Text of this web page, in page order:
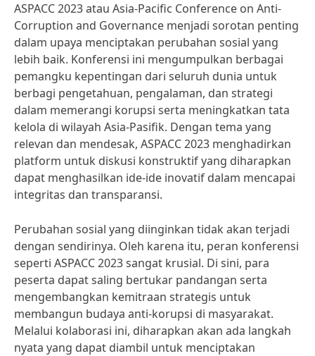
ASPACC 2023 atau Asia-Pacific Conference on Anti-
Corruption and Governance menjadi sorotan penting
dalam upaya menciptakan perubahan sosial yang
lebih baik. Konferensi ini mengumpulkan berbagai
pemangku kepentingan dari seluruh dunia untuk
berbagi pengetahuan, pengalaman, dan strategi
dalam memerangi korupsi serta meningkatkan tata
kelola di wilayah Asia-Pasifik. Dengan tema yang
relevan dan mendesak, ASPACC 2023 menghadirkan
platform untuk diskusi konstruktif yang diharapkan
dapat menghasilkan ide-ide inovatif dalam mencapai
integritas dan transparansi.
Perubahan sosial yang diinginkan tidak akan terjadi
dengan sendirinya. Oleh karena itu, peran konferensi
seperti ASPACC 2023 sangat krusial. Di sini, para
peserta dapat saling bertukar pandangan serta
mengembangkan kemitraan strategis untuk
membangun budaya anti-korupsi di masyarakat.
Melalui kolaborasi ini, diharapkan akan ada langkah
nyata yang dapat diambil untuk menciptakan